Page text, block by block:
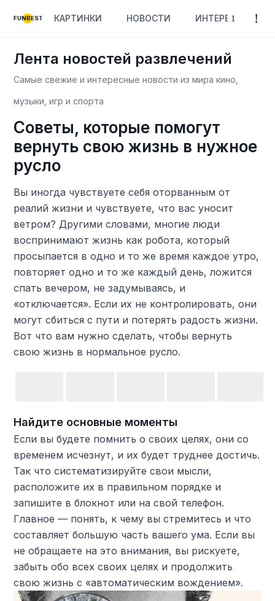
FUNBEST КАРТИНКИ НОВОСТИ ИНТЕРЕСНОЕ
Лента новостей развлечений
Самые свежие и интересные новости из мира кино,
музыки, игр и спорта
Советы, которые помогут
вернуть свою жизнь в нужное
русло
Вы иногда чувствуете себя оторванным от
реалий жизни и чувствуете, что вас уносит
ветром? Другими словами, многие люди
воспринимают жизнь как робота, который
просыпается в одно и то же время каждое утро,
повторяет одно и то же каждый день, ложится
спать вечером, не задумываясь, и
«отключается». Если их не контролировать, они
могут сбиться с пути и потерять радость жизни.
Вот что вам нужно сделать, чтобы вернуть
свою жизнь в нормальное русло.
Найдите основные моменты
Если вы будете помнить о своих целях, они со
временем исчезнут, и их будет труднее достичь.
Так что систематизируйте свои мысли,
расположите их в правильном порядке и
запишите в блокнот или на свой телефон.
Главное — понять, к чему вы стремитесь и что
составляет большую часть вашего ума. Если вы
не обращаете на это внимания, вы рискуете,
забыть обо всех своих целях и продолжить
свою жизнь с «автоматическим вождением».